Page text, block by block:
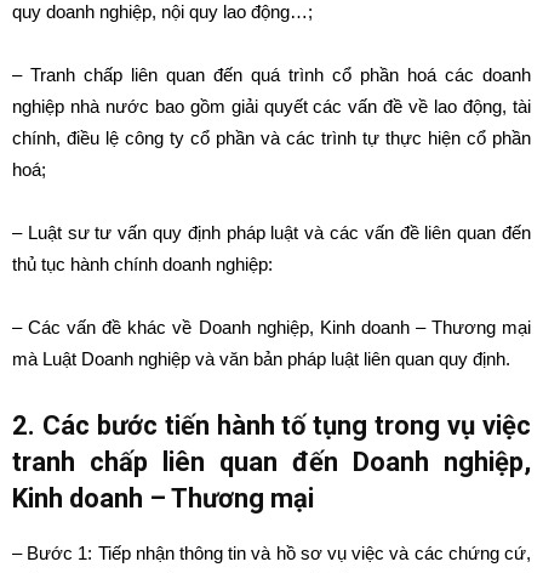
quy doanh nghiệp, nội quy lao động…;
– Tranh chấp liên quan đến quá trình cổ phần hoá các doanh
nghiệp nhà nước bao gồm giải quyết các vấn đề về lao động, tài
chính, điều lệ công ty cổ phần và các trình tự thực hiện cổ phần
hoá;
– Luật sư tư vấn quy định pháp luật và các vấn đề liên quan đến
thủ tục hành chính doanh nghiệp:
– Các vấn đề khác về Doanh nghiệp, Kinh doanh – Thương mại
mà Luật Doanh nghiệp và văn bản pháp luật liên quan quy định.
2. Các bước tiến hành tố tụng trong vụ việc
tranh chấp liên quan đến Doanh nghiệp,
Kinh doanh – Thương mại
– Bước 1: Tiếp nhận thông tin và hồ sơ vụ việc và các chứng cứ,